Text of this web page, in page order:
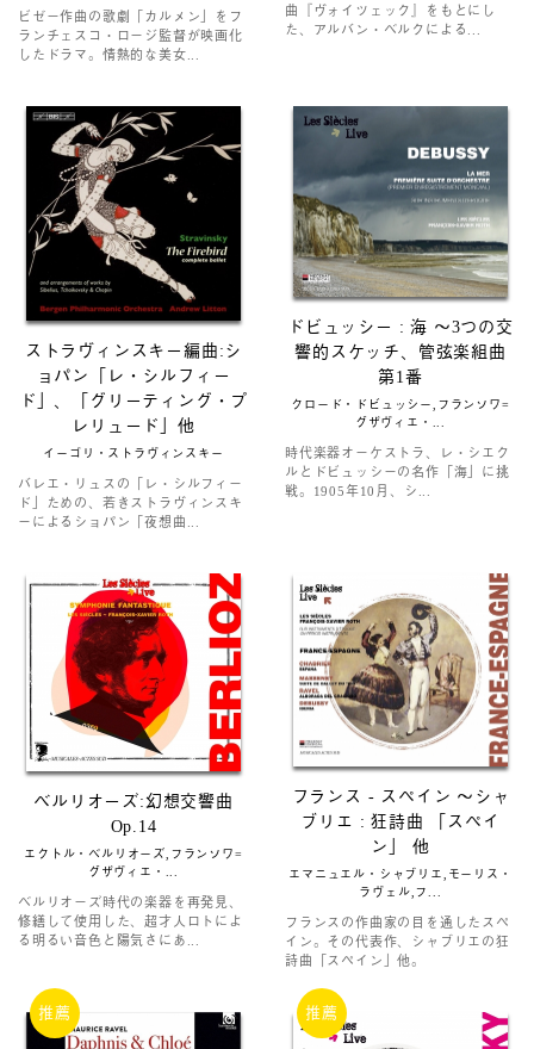
ビゼー作曲の歌劇「カルメン」をフ
ランチェスコ・ロージ監督が映画化
したドラマ。情熱的な美女...
曲『ヴォイツェック』をもとにし
た、アルバン・ベルクによる...
ストラヴィンスキー編曲:シ
ョパン「レ・シルフィー
ド」、「グリーティング・プ
レリュード」他
イーゴリ・ストラヴィンスキー
バレエ・リュスの「レ・シルフィー
ド」ための、若きストラヴィンスキ
ーによるショパン「夜想曲...
ドビュッシー : 海 〜3つの交
響的スケッチ、管弦楽組曲
第1番
クロード・ドビュッシー,フランソワ=
グザヴィエ・...
時代楽器オーケストラ、レ・シエク
ルとドビュッシーの名作「海」に挑
戦。1905年10月、シ...
ベルリオーズ:幻想交響曲
Op.14
エクトル・ベルリオーズ,フランソワ=
グザヴィエ・...
ベルリオーズ時代の楽器を再発見、
修繕して使用した、超才人ロトによ
る明るい音色と陽気さにあ...
フランス - スペイン 〜シャ
ブリエ : 狂詩曲 「スペイ
ン」 他
エマニュエル・シャブリエ,モーリス・
ラヴェル,フ...
フランスの作曲家の目を通したスペ
イン。その代表作、シャブリエの狂
詩曲「スペイン」他。
推薦 推薦